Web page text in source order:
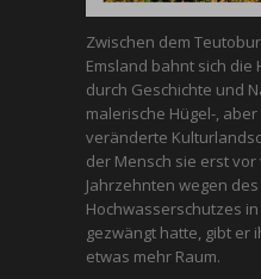
Zwischen dem
Emsland bahnt sich die
durch Geschichte und
malerische Hügel-,
veränderte
der Mensch sie erst vor
Jahrzehnten wegen des
Hochwasserschutzes
gezwängt hatte, gibt er
etwas mehr Raum.